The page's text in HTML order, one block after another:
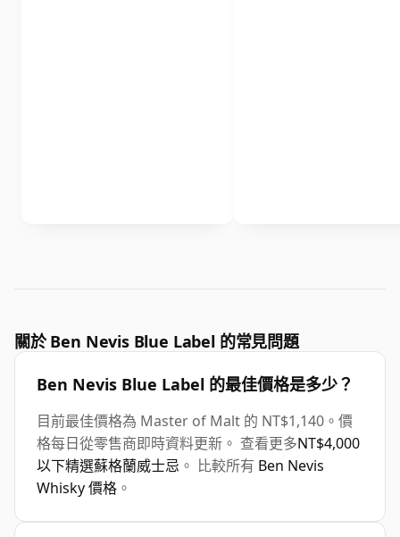
關於 Ben Nevis Blue Label 的常見問題
Ben Nevis Blue Label 的最佳價格是多少？
目前最佳價格為 Master of Malt 的 NT$1,140。價
格每日從零售商即時資料更新。 查看更多NT$4,000
以下精選蘇格蘭威士忌 。 比較所有 Ben Nevis
Whisky 價格 。